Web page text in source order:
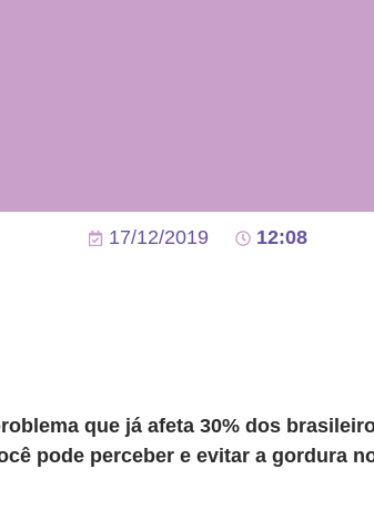
17/12/2019 12:08
que já afeta 30% dos
pode perceber e evitar a gordura